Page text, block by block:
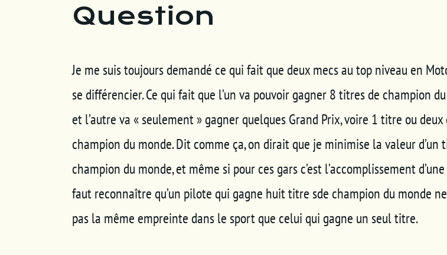
Question
Je me suis toujours demandé ce qui fait que deux mecs au top niveau en
se différencier. Ce qui fait que l’un va pouvoir gagner 8 titres de champion
et l’autre va « seulement » gagner quelques Grand Prix, voire 1 titre ou deux
champion du monde. Dit comme ça, on dirait que je minimise la valeur d’un
champion du monde, et même si pour ces gars c’est l’accomplissement
faut reconnaître qu’un pilote qui gagne huit titre sde champion du monde
pas la même empreinte dans le sport que celui qui gagne un seul titre.